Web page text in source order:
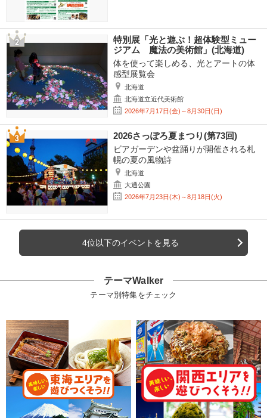
特別展「光と遊ぶ！超体験型ミュー
ジアム 魔法の美術館」(北海道)
体を使って楽しめる、光とアートの体
感型展覧会
北海道
北海道立近代美術館
2026年7月17日(金)～8月30日(日)
2026さっぽろ夏まつり(第73回)
ビアガーデンや盆踊りが開催される札
幌の夏の風物詩
北海道
大通公園
2026年7月23日(木)～8月18日(火)
4位以下のイベントを見る
テーマWalker
テーマ別特集をチェック